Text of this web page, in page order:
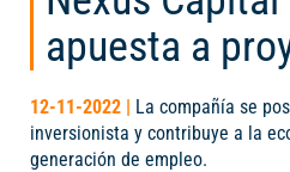
apuesta a
12-11-2022 | La compañía se
inversionista y contribuye a la
generación de empleo.